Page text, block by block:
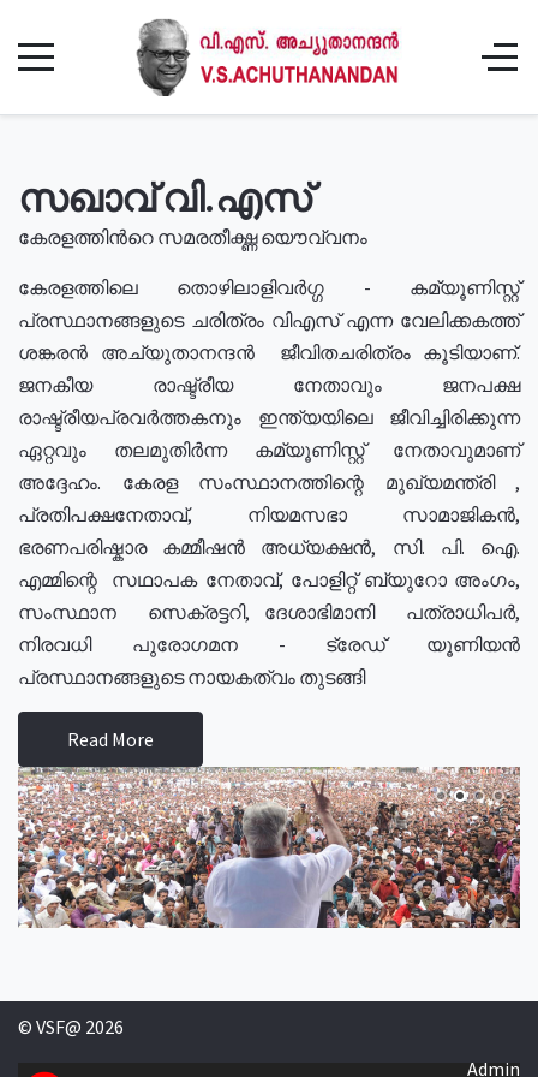
സഖാവ് വി.എസ്
കേരളത്തിൻറെ സമരതീക്ഷ്ണ യൌവ്വനം
കേരളത്തിലെ തൊഴിലാളിവർഗ്ഗ - കമ്യൂണിസ്റ്റ്
പ്രസ്ഥാനങ്ങളുടെ ചരിത്രം വിഎസ് എന്ന വേലിക്കകത്ത്
ശങ്കരൻ അച്യുതാനന്ദൻ ജീവിതചരിത്രം കൂടിയാണ്.
ജനകീയ രാഷ്ട്രീയ നേതാവും ജനപക്ഷ
രാഷ്ട്രീയപ്രവർത്തകനും ഇന്ത്യയിലെ ജീവിച്ചിരിക്കുന്ന
ഏറ്റവും തലമുതിർന്ന കമ്യൂണിസ്റ്റ് നേതാവുമാണ്
അദ്ദേഹം. കേരള സംസ്ഥാനത്തിന്റെ മുഖ്യമന്ത്രി ,
പ്രതിപക്ഷനേതാവ്, നിയമസഭാ സാമാജികൻ,
ഭരണപരിഷ്കാര കമ്മീഷൻ അധ്യക്ഷൻ, സി. പി. ഐ.
എമ്മിന്റെ സഥാപക നേതാവ്, പോളിറ്റ് ബ്യുറോ അംഗം,
സംസ്ഥാന സെക്രട്ടറി, ദേശാഭിമാനി പത്രാധിപർ,
നിരവധി പുരോഗമന - ട്രേഡ് യൂണിയൻ
പ്രസ്ഥാനങ്ങളുടെ നായകത്വം തുടങ്ങി
Read More
© VSF@ 2026
Admin